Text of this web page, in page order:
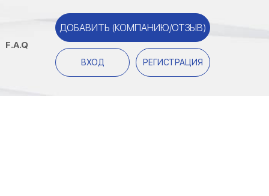
F.A.Q
ДОБАВИТЬ (КОМПАНИЮ/ОТЗЫВ)
ВХОД РЕГИСТРАЦИЯ